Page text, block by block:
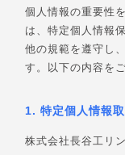
個人情報の重要性
は、特定個人情報
他の規範を遵守し
す。以下の内容を
1. 特定個人情報
株式会社長谷工リ